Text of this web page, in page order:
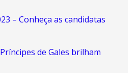
– Conheça as candidatas
de Gales brilham